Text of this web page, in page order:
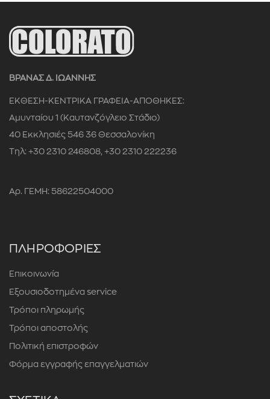
ΒΡΑΝΑΣ Δ. ΙΩΑΝΝΗΣ
ΕΚΘΕΣΗ-ΚΕΝΤΡΙΚΑ ΓΡΑΦΕΙΑ-ΑΠΟΘΗΚΕΣ:
Αμυνταίου 1 (Καυτανζόγλειο Στάδιο)
40 Εκκλησιές 546 36 Θεσσαλονίκη
Τηλ: +30 2310 246808, +30 2310 222236
Αρ. ΓΕΜΗ: 58622504000
ΠΛΗΡΟΦΟΡΙΕΣ
Επικοινωνία
Εξουσιοδοτημένα service
Τρόποι πληρωμής
Τρόποι αποστολής
Πολιτική επιστροφών
Φόρμα εγγραφής επαγγελματιών